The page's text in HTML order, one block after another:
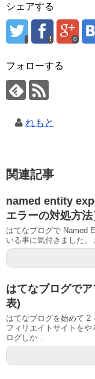
シェアする
0
フォローする
れもと
関連記事
named entity
エラーの対処方法
はてなブログで Named
いる事に気付きました。
はてなブログで
表)
はてなブログを始めて 2
フィリエイトサイトを
ログしか...